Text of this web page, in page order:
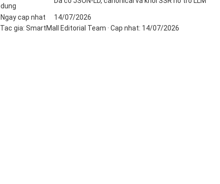
dung
Ngay cap nhat
14/07/2026
Tac gia: SmartMall Editorial Team · Cap nhat: 14/07/2026